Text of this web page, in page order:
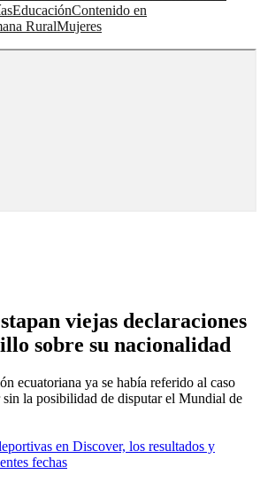
EducaciónContenido en
RuralMujeres
viejas declaraciones
sobre su nacionalidad
ecuatoriana ya se había referido al caso
la posibilidad de disputar el Mundial de
en Discover, los resultados y
fechas